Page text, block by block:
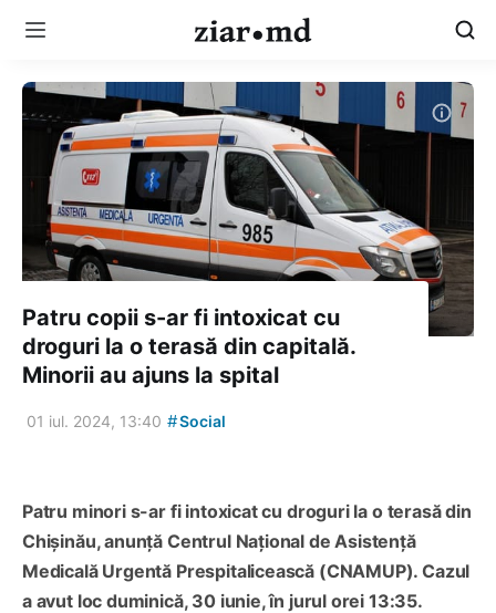
Patru copii s-ar fi intoxicat cu
droguri la o terasă din capitală.
Minorii au ajuns la spital
01 iul. 2024, 13:40 #Social
Patru minori s-ar fi intoxicat cu droguri la o terasă din
Chișinău, anunță Centrul Național de Asistență
Medicală Urgentă Prespitalicească (CNAMUP). Cazul
a avut loc duminică, 30 iunie, în jurul orei 13:35.